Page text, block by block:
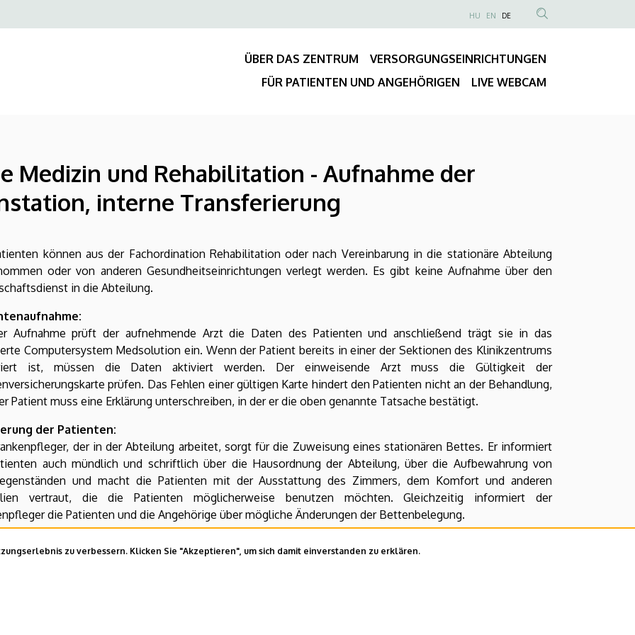
zu verbessern. Klicken Sie "Akzeptieren", um sich damit einverstanden zu erklären.
Felső
Anonim
fiók
menüje
NYELVVÁLASZTÓ
HU EN DE
TARTALOM
KERESÉSE
ÜBER DAS ZENTRUM
VERSORGUNGSEINRICHTUNGEN
FÜR PATIENTEN UND ANGEHÖRIGEN
LIVE WEBCAM
Medizin und Rehabilitation - Aufnahme der
interne Transferierung
können aus der Fachordination Rehabilitation oder nach Vereinbarung in die stationäre Abteilung
oder von anderen Gesundheitseinrichtungen verlegt werden. Es gibt keine Aufnahme über den
in die Abteilung.
Aufnahme prüft der aufnehmende Arzt die Daten des Patienten und anschließend trägt sie in das
Computersystem Medsolution ein. Wenn der Patient bereits in einer der Sektionen des Klinikzentrums
ist, müssen die Daten aktiviert werden. Der einweisende Arzt muss die Gültigkeit der
prüfen. Das Fehlen einer gültigen Karte hindert den Patienten nicht an der Behandlung,
Patient muss eine Erklärung unterschreiben, in der er die oben genannte Tatsache bestätigt.
der Patienten:
der in der Abteilung arbeitet, sorgt für die Zuweisung eines stationären Bettes. Er informiert
auch mündlich und schriftlich über die Hausordnung der Abteilung, über die Aufbewahrung von
und macht die Patienten mit der Ausstattung des Zimmers, dem Komfort und anderen
vertraut, die die Patienten möglicherweise benutzen möchten. Gleichzeitig informiert der
die Patienten und die Angehörige über mögliche Änderungen der Bettenbelegung.
für Selbstzahler der Universität Debrecen geboten. Die Gebühren werden auf der Grundlage des